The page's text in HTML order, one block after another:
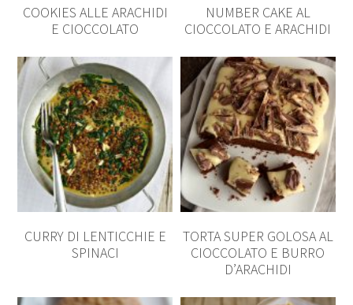
COOKIES ALLE ARACHIDI
E CIOCCOLATO
NUMBER CAKE AL
CIOCCOLATO E ARACHIDI
CURRY DI LENTICCHIE E
SPINACI
TORTA SUPER GOLOSA AL
CIOCCOLATO E BURRO
D’ARACHIDI